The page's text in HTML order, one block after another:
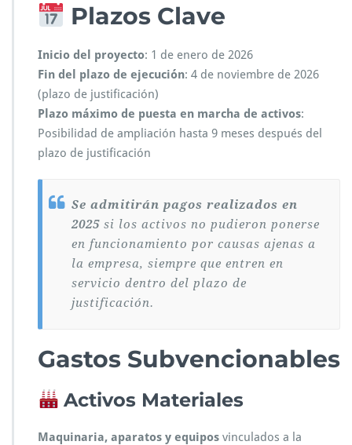
Plazos Clave
Inicio del proyecto: 1 de enero de 2026
Fin del plazo de ejecución: 4 de noviembre de 2026
(plazo de justificación)
Plazo máximo de puesta en marcha de activos:
Posibilidad de ampliación hasta 9 meses después del
plazo de justificación
Se admitirán pagos realizados en
2025 si los activos no pudieron ponerse
en funcionamiento por causas ajenas a
la empresa, siempre que entren en
servicio dentro del plazo de
justificación.
Gastos Subvencionables
Activos Materiales
Maquinaria, aparatos y equipos vinculados a la